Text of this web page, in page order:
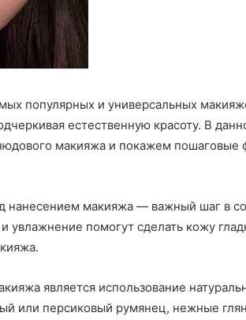
популярных и универсальных
естественную красоту. В
макияжа и покажем пошаговые
нанесением макияжа — важный шаг в
увлажнение помогут сделать кожу
является использование
или персиковый румянец, нежные